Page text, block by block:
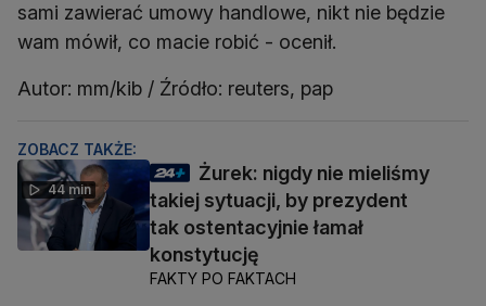
sami zawierać umowy handlowe, nikt nie będzie
wam mówił, co macie robić - ocenił.
Autor: mm/kib / Źródło: reuters, pap
ZOBACZ TAKŻE:
44 min
Żurek: nigdy nie mieliśmy
takiej sytuacji, by prezydent
tak ostentacyjnie łamał
konstytucję
FAKTY PO FAKTACH